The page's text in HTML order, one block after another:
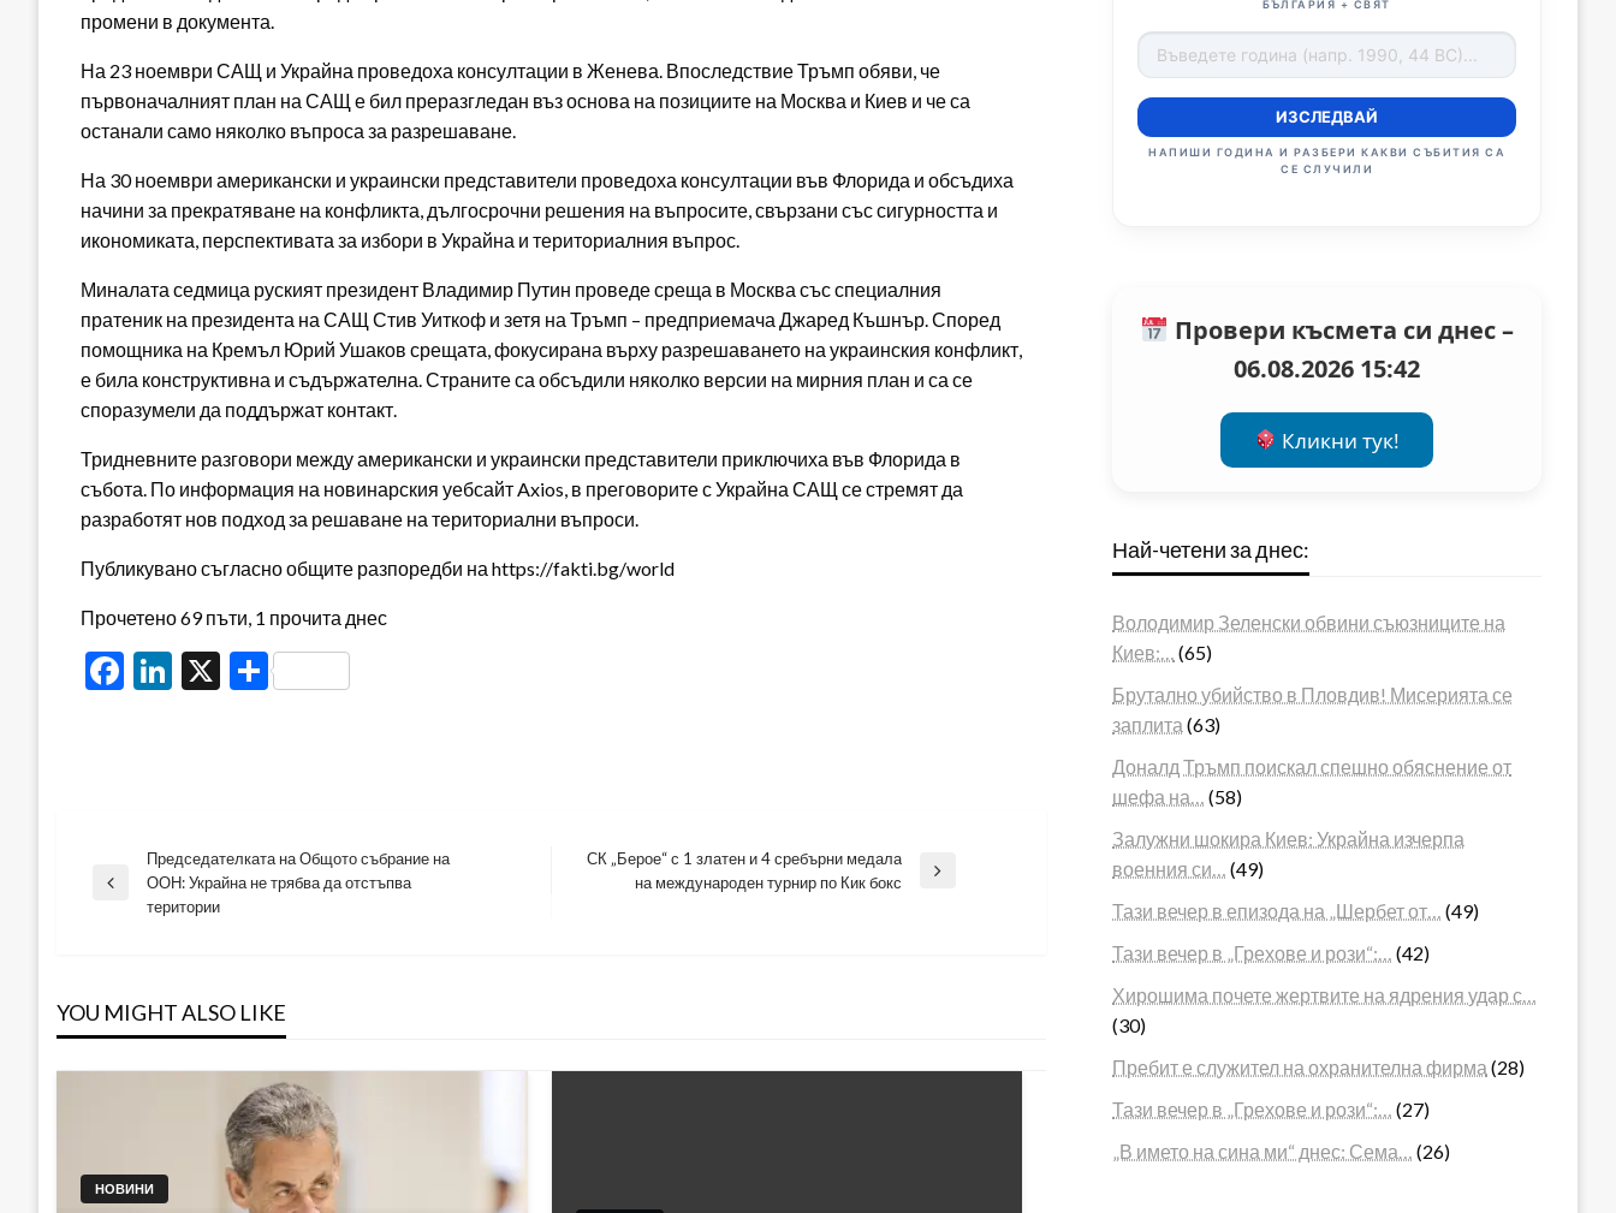
промени в документа.
На 23 ноември САЩ и Украйна проведоха консултации в Женева. Впоследствие Тръмп обяви, че
първоначалният план на САЩ е бил преразгледан въз основа на позициите на Москва и Киев и че са
останали само няколко въпроса за разрешаване.
На 30 ноември американски и украински представители проведоха консултации във Флорида и обсъдиха
начини за прекратяване на конфликта, дългосрочни решения на въпросите, свързани със сигурността и
икономиката, перспективата за избори в Украйна и териториалния въпрос.
Миналата седмица руският президент Владимир Путин проведе среща в Москва със специалния
пратеник на президента на САЩ Стив Уиткоф и зетя на Тръмп – предприемача Джаред Къшнър. Според
помощника на Кремъл Юрий Ушаков срещата, фокусирана върху разрешаването на украинския конфликт,
е била конструктивна и съдържателна. Страните са обсъдили няколко версии на мирния план и са се
споразумели да поддържат контакт.
Тридневните разговори между американски и украински представители приключиха във Флорида в
събота. По информация на новинарския уебсайт Axios, в преговорите с Украйна САЩ се стремят да
разработят нов подход за решаване на териториални въпроси.
Публикувано съгласно общите разпоредби на https://fakti.bg/world
Прочетено 69 пъти, 1 прочита днес
Facebook
LinkedIn
X Share
Навигация
Previous
Председателката на Общото събрание на
ООН: Украйна не трябва да отстъпва
територии
СК „Берое“ с 1 златен и 4 сребърни медала
на международен турнир по Кик бокс
YOU MIGHT ALSO LIKE
НОВИНИ
БЪЛГАРИЯ + СВЯТ
ИЗСЛЕДВАЙ
НАПИШИ ГОДИНА И РАЗБЕРИ КАКВИ СЪБИТИЯ СА
СЕ СЛУЧИЛИ
Провери късмета си днес –
06.08.2026 15:42
Кликни тук!
Най-четени за днес:
Володимир Зеленски обвини съюзниците на
Киев:…
(65)
Брутално убийство в Пловдив! Мисерията се
заплита (63)
Доналд Тръмп поискал спешно обяснение от
шефа на…
(58)
Залужни шокира Киев: Украйна изчерпа
военния си…
(49)
Тази вечер в епизода на „Шербет от…
(49)
Тази вечер в „Грехове и рози“:…
(42)
Хирошима почете жертвите на ядрения удар с…
(30)
Пребит е служител на охранителна фирма (28)
Тази вечер в „Грехове и рози“:…
(27)
„В името на сина ми“ днес: Сема…
(26)